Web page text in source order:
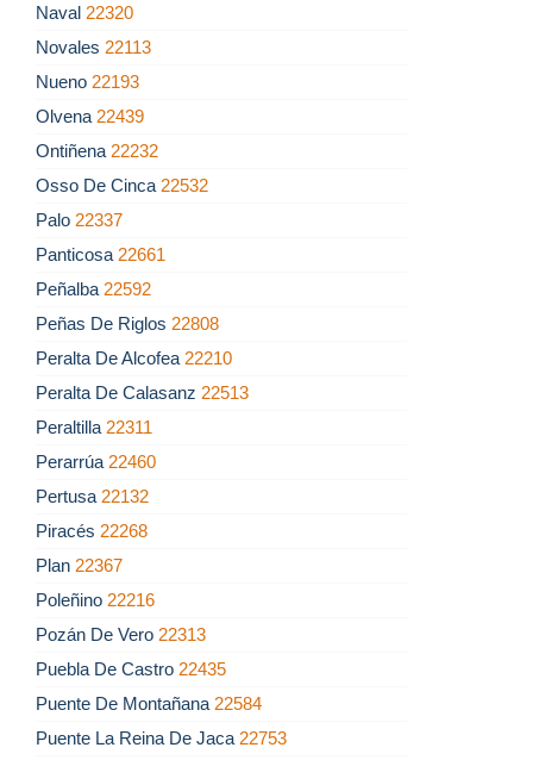
Naval 22320
Novales 22113
Nueno 22193
Olvena 22439
Ontiñena 22232
Osso De Cinca 22532
Palo 22337
Panticosa 22661
Peñalba 22592
Peñas De Riglos 22808
Peralta De Alcofea 22210
Peralta De Calasanz 22513
Peraltilla 22311
Perarrúa 22460
Pertusa 22132
Piracés 22268
Plan 22367
Poleñino 22216
Pozán De Vero 22313
Puebla De Castro 22435
Puente De Montañana 22584
Puente La Reina De Jaca 22753